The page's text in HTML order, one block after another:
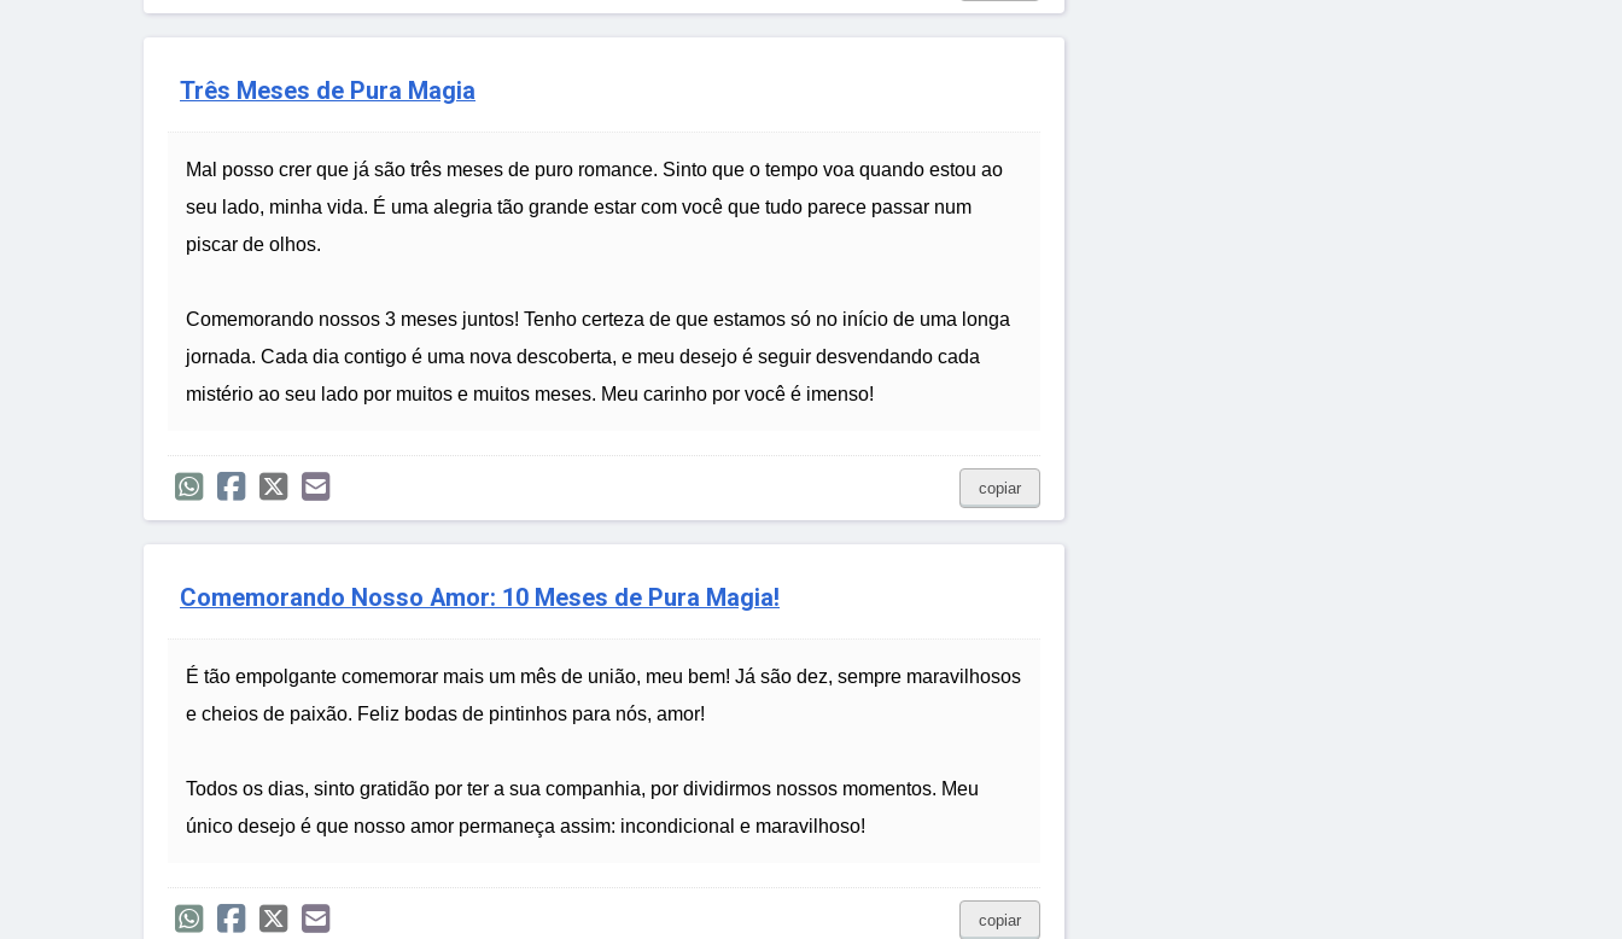
Três Meses de Pura Magia
Mal posso crer que já são três meses de puro romance. Sinto que o tempo voa quando estou ao
seu lado, minha vida. É uma alegria tão grande estar com você que tudo parece passar num
piscar de olhos.
Comemorando nossos 3 meses juntos! Tenho certeza de que estamos só no início de uma longa
jornada. Cada dia contigo é uma nova descoberta, e meu desejo é seguir desvendando cada
mistério ao seu lado por muitos e muitos meses. Meu carinho por você é imenso!
copiar
Comemorando Nosso Amor: 10 Meses de Pura Magia!
É tão empolgante comemorar mais um mês de união, meu bem! Já são dez, sempre maravilhosos
e cheios de paixão. Feliz bodas de pintinhos para nós, amor!
Todos os dias, sinto gratidão por ter a sua companhia, por dividirmos nossos momentos. Meu
único desejo é que nosso amor permaneça assim: incondicional e maravilhoso!
copiar